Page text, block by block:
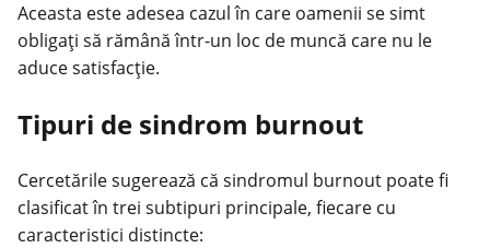
Aceasta este adesea cazul în care oamenii se simt
obligați să rămână într-un loc de muncă care nu le
aduce satisfacție.
Tipuri de sindrom burnout
Cercetările sugerează că sindromul burnout poate fi
clasificat în trei subtipuri principale, fiecare cu
caracteristici distincte: